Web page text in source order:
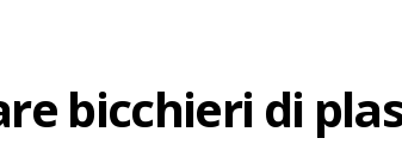
bicchieri di